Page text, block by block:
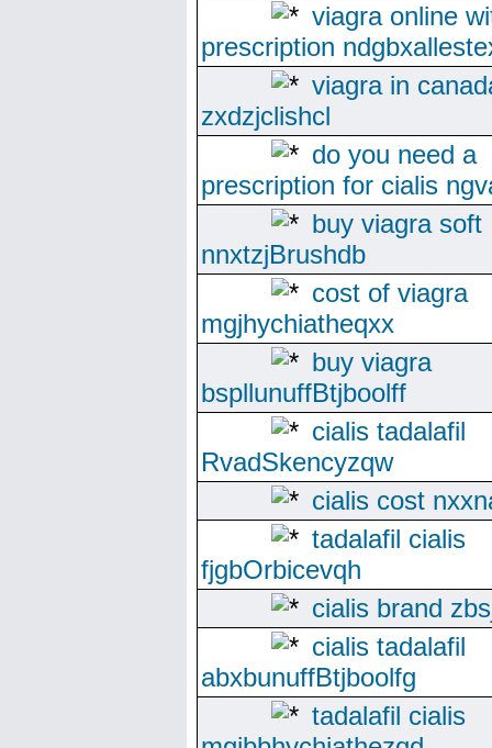
viagra online
prescription
viagra in
zxdzjclishcl
do you need a
prescription for cialis
buy viagra soft
nnxtzjBrushdb
cost of viagra
mgjhychiatheqxx
buy viagra
bspllunuffBtjboolff
cialis tadalafil
RvadSkencyzqw
cialis cost
tadalafil cialis
fjgbOrbicevqh
cialis brand
cialis tadalafil
abxbunuffBtjboolfg
tadalafil cialis